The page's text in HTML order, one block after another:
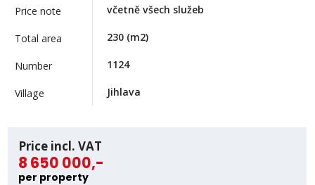
Price note včetně všech služeb
Total area 230 (m2)
Number 1124
Village Jihlava
Price incl. VAT
8 650 000,-
per property